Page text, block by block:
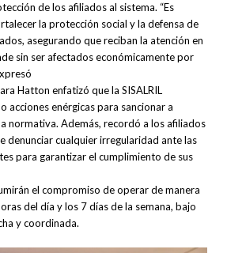
de los afiliados al sistema. “Es
la protección social y la defensa de
asegurando que reciban la atención en
sin ser afectados económicamente por
Hatton enfatizó que la SISALRIL
acciones enérgicas para sancionar a
normativa. Además, recordó a los afiliados
denunciar cualquier irregularidad ante las
para garantizar el cumplimiento de sus
el compromiso de operar de manera
del día y los 7 días de la semana, bajo
y coordinada.